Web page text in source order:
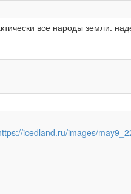
все народы земли.
icedland.ru/images/